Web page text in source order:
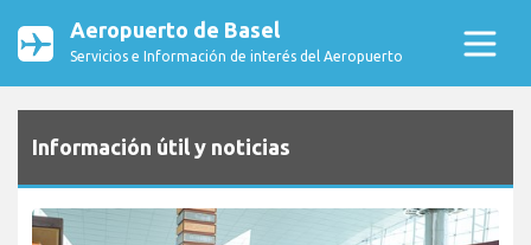
Aeropuerto de Basel
Servicios e Información de interés del Aeropuerto
Información útil y noticias